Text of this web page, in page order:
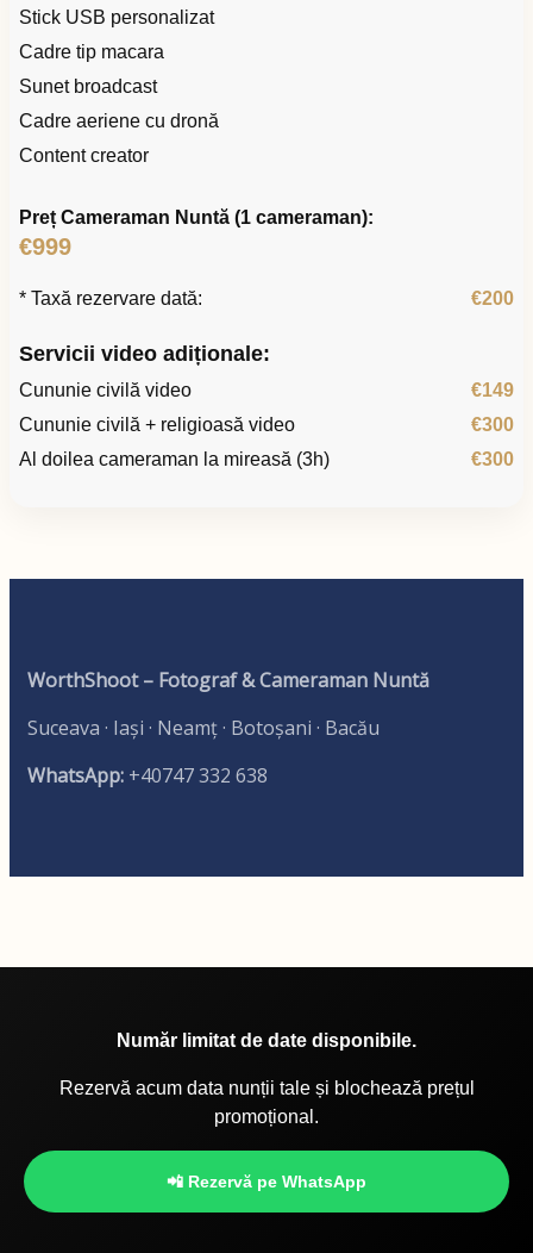
Stick USB personalizat
Cadre tip macara
Sunet broadcast
Cadre aeriene cu dronă
Content creator
Preț Cameraman Nuntă (1 cameraman):
€999
* Taxă rezervare dată: €200
Servicii video adiționale:
Cununie civilă video
€149
Cununie civilă + religioasă video
€300
Al doilea cameraman la mireasă (3h)
€300
WorthShoot – Fotograf & Cameraman Nuntă
Suceava · Iași · Neamț · Botoșani · Bacău
WhatsApp: +40747 332 638
Număr limitat de date disponibile.
Rezervă acum data nunții tale și blochează prețul
promoțional.
📲 Rezervă pe WhatsApp